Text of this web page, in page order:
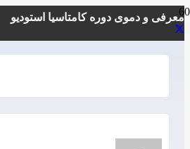
معرفی و دموی دوره کامتاسیا استودیو